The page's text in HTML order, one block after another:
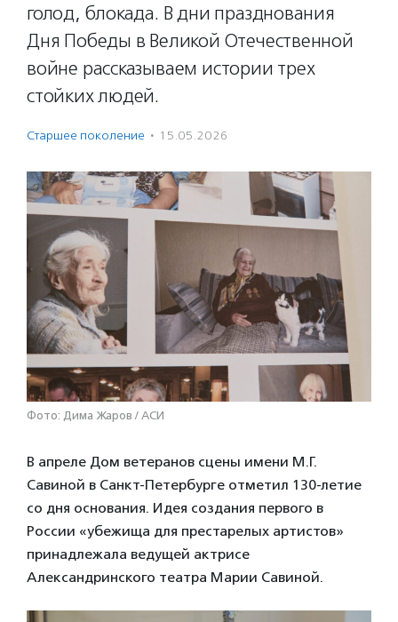
голод, блокада. В дни празднования
Дня Победы в Великой Отечественной
войне рассказываем истории трех
стойких людей.
Старшее поколение · 15.05.2026
Фото: Дима Жаров / АСИ
В апреле Дом ветеранов сцены имени М.Г.
Савиной в Санкт-Петербурге отметил 130-летие
со дня основания. Идея создания первого в
России «убежища для престарелых артистов»
принадлежала ведущей актрисе
Александринского театра Марии Савиной.